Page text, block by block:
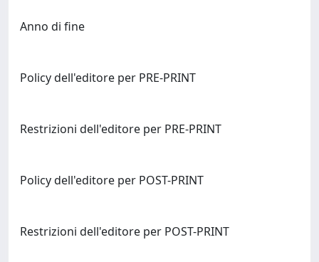
Anno di fine
Policy dell'editore per PRE-PRINT
Restrizioni dell'editore per PRE-PRINT
Policy dell'editore per POST-PRINT
Restrizioni dell'editore per POST-PRINT